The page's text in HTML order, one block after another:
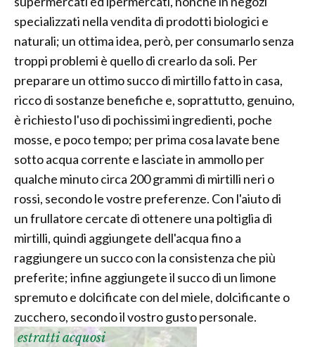
specializzati nella vendita di prodotti biologici e
naturali; un ottima idea, però, per consumarlo senza
troppi problemi è quello di crearlo da soli. Per
preparare un ottimo succo di mirtillo fatto in casa,
ricco di sostanze benefiche e, soprattutto, genuino,
è richiesto l'uso di pochissimi ingredienti, poche
mosse, e poco tempo; per prima cosa lavate bene
sotto acqua corrente e lasciate in ammollo per
qualche minuto circa 200 grammi di mirtilli neri o
rossi, secondo le vostre preferenze. Con l'aiuto di
un frullatore cercate di ottenere una poltiglia di
mirtilli, quindi aggiungete dell'acqua fino a
raggiungere un succo con la consistenza che più
preferite; infine aggiungete il succo di un limone
spremuto e dolcificate con del miele, dolcificante o
zucchero, secondo il vostro gusto personale.
estratti acquosi